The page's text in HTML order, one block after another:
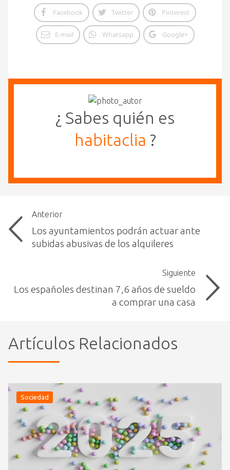
Facebook Twitter Pinterest
E-mail Whatsapp Google+
¿ Sabes quién es
habitaclia ?
Anterior
Los ayuntamientos podrán actuar ante
subidas abusivas de los alquileres
Siguiente
Los españoles destinan 7,6 años de sueldo
a comprar una casa
Artículos Relacionados
Sociedad